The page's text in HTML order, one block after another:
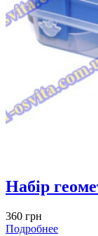
Набір
360 грн
Подробнее